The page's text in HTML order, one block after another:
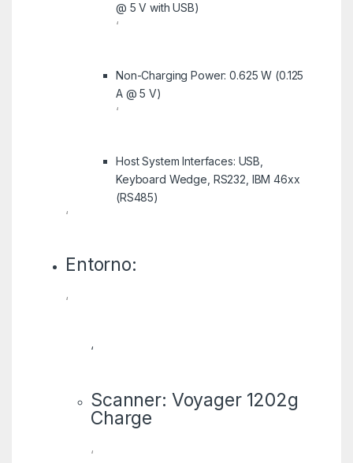
@ 5 V with USB)
‘
Non-Charging Power: 0.625 W (0.125
A @ 5 V)
‘
Host System Interfaces: USB,
Keyboard Wedge, RS232, IBM 46xx
(RS485)
‘
Entorno:
‘
‘
Scanner: Voyager 1202g
Charge
‘